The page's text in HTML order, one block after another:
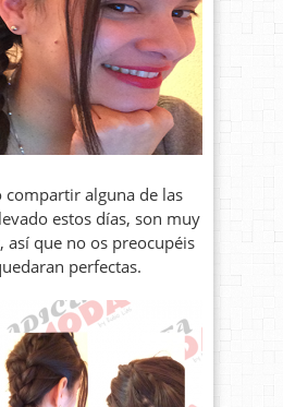
compartir alguna de las
estos días, son muy
así que no os preocupéis
perfectas.